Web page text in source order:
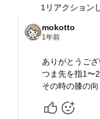
1リアクション
mokotto
1年前
ありがとうござ
つま先を指1〜
その時の膝の